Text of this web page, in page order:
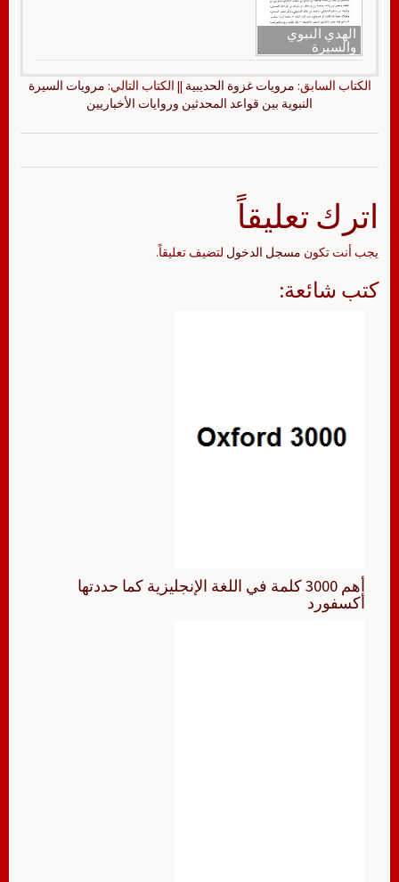
الهدي النبوي
والسيرة
الكتاب السابق: مرويات غزوة الحديبية || الكتاب التالي: مرويات السيرة
النبوية بين قواعد المحدثين وروايات الأخباريين
اترك تعليقاً
يجب أنت تكون مسجل الدخول لتضيف تعليقاً.
كتب شائعة:
أهم 3000 كلمة في اللغة الإنجليزية كما حددتها
أكسفورد